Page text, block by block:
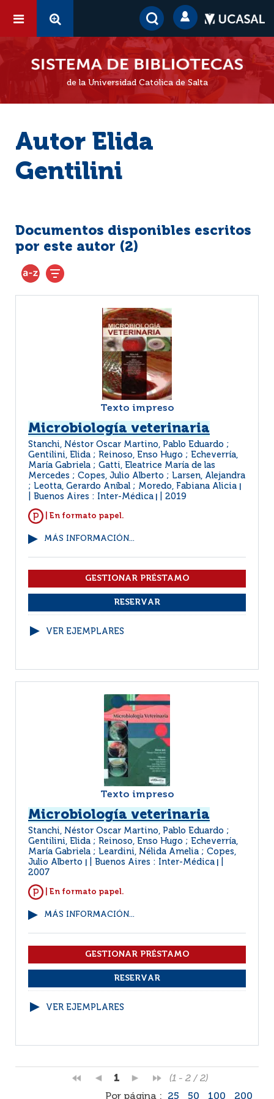
de la Universidad Católica de Salta
Autor Elida
Gentilini
Documentos disponibles escritos
por este autor (2)
Texto impreso
Microbiología veterinaria
Stanchi, Néstor Oscar Martino, Pablo Eduardo ;
Gentilini, Elida ; Reinoso, Enso Hugo ; Echeverría,
María Gabriela ; Gatti, Eleatrice María de las
Mercedes ; Copes, Julio Alberto ; Larsen, Alejandra
; Leotta, Gerardo Aníbal ; Moredo, Fabiana Alicia
Buenos Aires : Inter-Médica 2019
| En formato papel.
MÁS INFORMACIÓN...
VER EJEMPLARES
Texto impreso
Microbiología veterinaria
Stanchi, Néstor Oscar Martino, Pablo Eduardo ;
Gentilini, Elida ; Reinoso, Enso Hugo ; Echeverría,
María Gabriela ; Leardini, Nélida Amelia ; Copes,
Julio Alberto
Buenos Aires : Inter-Médica
2007
| En formato papel.
MÁS INFORMACIÓN...
VER EJEMPLARES
1
(1 - 2 / 2)
Por página :
25 50 100 200